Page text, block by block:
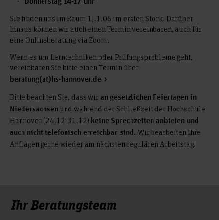
Aktuelle Änderungen:
Für den Studiengang Heilpädagogik (BAH) umfasst das
Vorpraktikum nur noch 6 Wochenund muss vor
Studienbeginn oderbis spätestens zu Beginn des zweiten
Fachsemestersnachgewiesen werden.
Für die nicht-dualen Studiengänge der Fakultät II, also
Maschinenbau (MAB), Ingenieurinformatik Maschinenbau
(IIM), Verfahrens- Energie- und Umwelttechnik (VEU) und
Wirtschaftsingenieur Maschinenbau (WIM) wurde das
Vorpraktikum auf
8 Wochen
verkürzt. Das Vorpraktikum
muss generell
bis zum Vorlesungsbeginn des vierten
Fachsemesters nachgewiesen werden
ist die Frist i.d.R. der 1.3., im Wintersemester i.d.R. der 20.9.
Szenografie – Kostüm – Experimentelle Gestaltung
Donnerstag 14-17 Uhr
Sie finden uns im Raum 1J.1.06 im ersten Stock. Darüber
hinaus können wir auch einen Termin vereinbaren, auch für
eine Onlineberatung via Zoom.
Wenn es um Lerntechniken oder Prüfungsprobleme geht,
vereinbaren Sie bitte einen Termin über
beratung(at)hs-hannover.de
Bitte beachten Sie, dass wir an gesetzlichen Feiertagen in
Niedersachsen und während der Schließzeit der Hochschule
Hannover (24.12-31.12) keine Sprechzeiten anbieten und
auch nicht telefonisch erreichbar sind. Wir bearbeiten Ihre
Anfragen gerne wieder am nächsten regulären Arbeitstag.
Ihr Beratungsteam